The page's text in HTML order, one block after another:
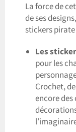
La force de
de ses
stickers
Les
pour les
Crochet,
encore